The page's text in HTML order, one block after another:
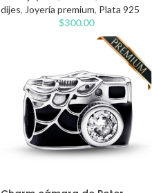
dijes, Joyería premium, Plata 925
$300.00